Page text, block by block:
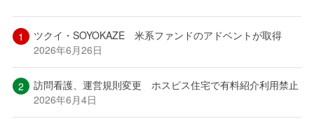
ツクイ・SOYOKAZE 米系ファンドのアドベントが取得
2026年6月26日
訪問看護、運営規則変更 ホスピス住宅で有料紹介利用禁止
2026年6月4日